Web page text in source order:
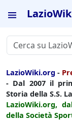
LazioWiki.org -
- Dal 2007 il
Storia della S.S.
LazioWiki.org,
della Società